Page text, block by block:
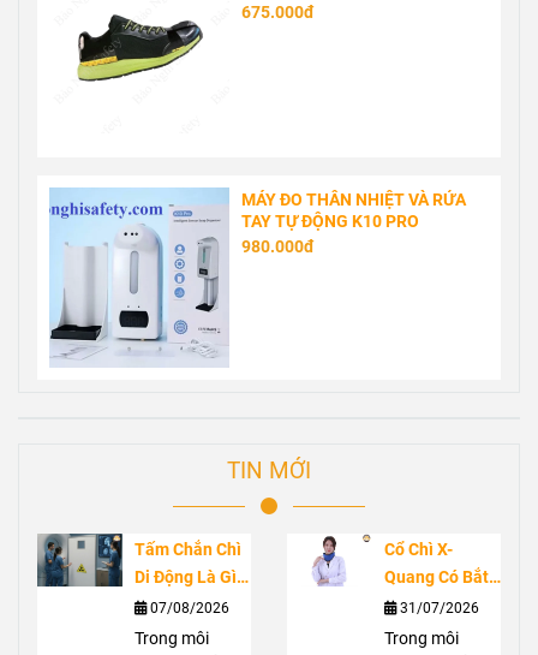
675.000đ
MÁY ĐO THÂN NHIỆT VÀ RỬA
TAY TỰ ĐỘNG K10 PRO
980.000đ
TIN MỚI
Tấm Chắn Chì
Di Động Là Gì?
Ứng Dụng
Trong Phòng
07/08/2026
Trong môi
Cổ Chì X-
Quang Có Bắt
Buộc Không?
Vai Trò Bảo Vệ
31/07/2026
Trong môi